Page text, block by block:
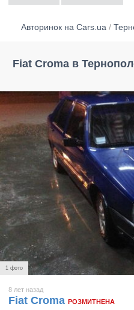
Авторинок на Cars.ua /
Fiat Croma в
1 фото
8 лет назад
Fiat Croma РОЗМИТНЕНА